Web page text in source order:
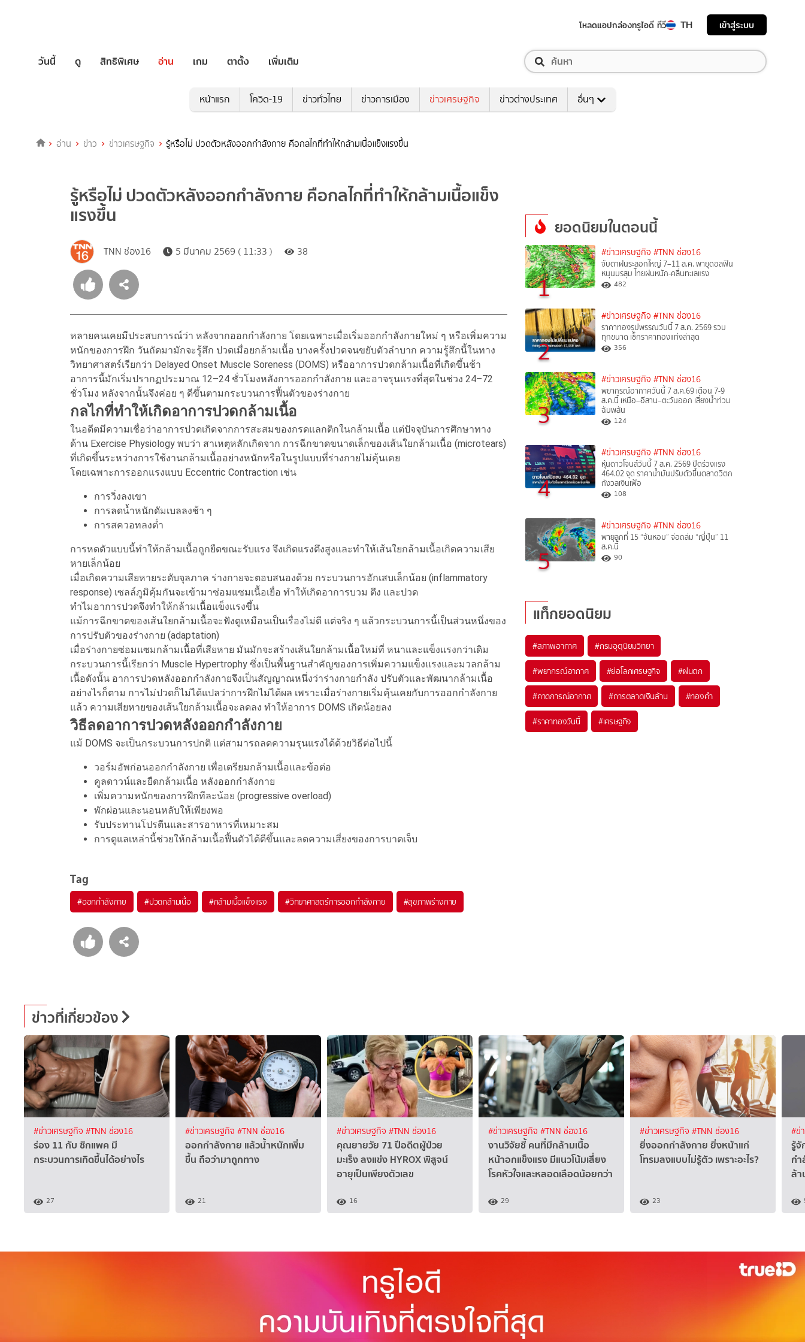
โหลดแอปกล่องทรูไอดี ทีวี TH เข้าสู่ระบบ
วันนี้ ดู สิทธิพิเศษ อ่าน เกม ตาตั้ง เพิ่มเติม
หน้าแรก โควิด-19 ข่าวทั่วไทย ข่าวการเมือง ข่าวเศรษฐกิจ ข่าวต่างประเทศ อื่นๆ
อ่าน ข่าว ข่าวเศรษฐกิจ รู้หรือไม่ ปวดตัวหลังออกกำลังกาย คือกลไกที่ทำให้กล้ามเนื้อแข็งแรงขึ้น
รู้หรือไม่ ปวดตัวหลังออกกำลังกาย คือกลไกที่ทำให้กล้ามเนื้อแข็ง
แรงขึ้น
TNN ช่อง16 5 มีนาคม 2569 ( 11:33 ) 38
หลายคนเคยมีประสบการณ์ว่า หลังจากออกกำลังกาย โดยเฉพาะเมื่อเริ่มออกกำลังกายใหม่ ๆ หรือเพิ่มความ
หนักของการฝึก วันถัดมามักจะรู้สึก ปวดเมื่อยกล้ามเนื้อ บางครั้งปวดจนขยับตัวลำบาก ความรู้สึกนี้ในทาง
วิทยาศาสตร์เรียกว่า Delayed Onset Muscle Soreness (DOMS) หรืออาการปวดกล้ามเนื้อที่เกิดขึ้นช้า
อาการนี้มักเริ่มปรากฏประมาณ 12–24 ชั่วโมงหลังการออกกำลังกาย และอาจรุนแรงที่สุดในช่วง 24–72
ชั่วโมง หลังจากนั้นจึงค่อย ๆ ดีขึ้นตามกระบวนการฟื้นตัวของร่างกาย
กลไกที่ทำให้เกิดอาการปวดกล้ามเนื้อ
ในอดีตมีความเชื่อว่าอาการปวดเกิดจากการสะสมของกรดแลกติกในกล้ามเนื้อ แต่ปัจจุบันการศึกษาทาง
ด้าน Exercise Physiology พบว่า สาเหตุหลักเกิดจาก การฉีกขาดขนาดเล็กของเส้นใยกล้ามเนื้อ (microtears)
ที่เกิดขึ้นระหว่างการใช้งานกล้ามเนื้ออย่างหนักหรือในรูปแบบที่ร่างกายไม่คุ้นเคย
โดยเฉพาะการออกแรงแบบ Eccentric Contraction เช่น
การวิ่งลงเขา
การลดน้ำหนักดัมเบลลงช้า ๆ
การสควอทลงต่ำ
การหดตัวแบบนี้ทำให้กล้ามเนื้อถูกยืดขณะรับแรง จึงเกิดแรงตึงสูงและทำให้เส้นใยกล้ามเนื้อเกิดความเสีย
หายเล็กน้อย
เมื่อเกิดความเสียหายระดับจุลภาค ร่างกายจะตอบสนองด้วย กระบวนการอักเสบเล็กน้อย (inflammatory
response) เซลล์ภูมิคุ้มกันจะเข้ามาซ่อมแซมเนื้อเยื่อ ทำให้เกิดอาการบวม ตึง และปวด
ทำไมอาการปวดจึงทำให้กล้ามเนื้อแข็งแรงขึ้น
แม้การฉีกขาดของเส้นใยกล้ามเนื้อจะฟังดูเหมือนเป็นเรื่องไม่ดี แต่จริง ๆ แล้วกระบวนการนี้เป็นส่วนหนึ่งของ
การปรับตัวของร่างกาย (adaptation)
เมื่อร่างกายซ่อมแซมกล้ามเนื้อที่เสียหาย มันมักจะสร้างเส้นใยกล้ามเนื้อใหม่ที่ หนาและแข็งแรงกว่าเดิม
กระบวนการนี้เรียกว่า Muscle Hypertrophy ซึ่งเป็นพื้นฐานสำคัญของการเพิ่มความแข็งแรงและมวลกล้าม
เนื้อดังนั้น อาการปวดหลังออกกำลังกายจึงเป็นสัญญาณหนึ่งว่าร่างกายกำลัง ปรับตัวและพัฒนากล้ามเนื้อ
อย่างไรก็ตาม การไม่ปวดก็ไม่ได้แปลว่าการฝึกไม่ได้ผล เพราะเมื่อร่างกายเริ่มคุ้นเคยกับการออกกำลังกาย
แล้ว ความเสียหายของเส้นใยกล้ามเนื้อจะลดลง ทำให้อาการ DOMS เกิดน้อยลง
วิธีลดอาการปวดหลังออกกำลังกาย
แม้ DOMS จะเป็นกระบวนการปกติ แต่สามารถลดความรุนแรงได้ด้วยวิธีต่อไปนี้
วอร์มอัพก่อนออกกำลังกาย เพื่อเตรียมกล้ามเนื้อและข้อต่อ
คูลดาวน์และยืดกล้ามเนื้อ หลังออกกำลังกาย
เพิ่มความหนักของการฝึกทีละน้อย (progressive overload)
พักผ่อนและนอนหลับให้เพียงพอ
รับประทานโปรตีนและสารอาหารที่เหมาะสม
การดูแลเหล่านี้ช่วยให้กล้ามเนื้อฟื้นตัวได้ดีขึ้นและลดความเสี่ยงของการบาดเจ็บ
Tag
#ออกกำลังกาย #ปวดกล้ามเนื้อ #กล้ามเนื้อแข็งแรง #วิทยาศาสตร์การออกกำลังกาย #สุขภาพร่างกาย
ยอดนิยมในตอนนี้
1
#ข่าวเศรษฐกิจ #TNN ช่อง16
จับตาฝนระลอกใหญ่ 7–11 ส.ค. พายุดอลฟิน
หนุนมรสุม ไทยฝนหนัก-คลื่นทะเลแรง
482
2
#ข่าวเศรษฐกิจ #TNN ช่อง16
ราคาทองรูปพรรณวันนี้ 7 ส.ค. 2569 รวม
ทุกขนาด เช็กราคาทองแท่งล่าสุด
356
3
#ข่าวเศรษฐกิจ #TNN ช่อง16
พยากรณ์อากาศวันนี้ 7 ส.ค.69 เตือน 7-9
ส.ค.นี้ เหนือ–อีสาน–ตะวันออก เสี่ยงน้ำท่วม
ฉับพลัน
124
4
#ข่าวเศรษฐกิจ #TNN ช่อง16
หุ้นดาวโจนส์วันนี้ 7 ส.ค. 2569 ปิดร่วงแรง
464.02 จุด ราคาน้ำมันปรับตัวขึ้นตลาดวิตก
กังวลเงินเฟ้อ
108
5
#ข่าวเศรษฐกิจ #TNN ช่อง16
พายุลูกที่ 15 “จันหอม” จ่อถล่ม “ญี่ปุ่น” 11
ส.ค.นี้
90
แท็กยอดนิยม
#สภาพอากาศ #กรมอุตุนิยมวิทยา
#พยากรณ์อากาศ #ย่อโลกเศรษฐกิจ #ฝนตก
#คาดการณ์อากาศ #การตลาดเงินล้าน #ทองคำ
#ราคาทองวันนี้ #เศรษฐกิจ
ข่าวที่เกี่ยวข้อง
#ข่าวเศรษฐกิจ #TNN ช่อง16
ร่อง 11 กับ ซิกแพค มี
กระบวนการเกิดขึ้นได้อย่างไร
27
#ข่าวเศรษฐกิจ #TNN ช่อง16
ออกกำลังกาย แล้วน้ำหนักเพิ่ม
ขึ้น ถือว่ามาถูกทาง
21
#ข่าวเศรษฐกิจ #TNN ช่อง16
คุณยายวัย 71 ปีอดีตผู้ป่วย
มะเร็ง ลงแข่ง HYROX พิสูจน์
อายุเป็นเพียงตัวเลข
16
#ข่าวเศรษฐกิจ #TNN ช่อง16
งานวิจัยชี้ คนที่มีกล้ามเนื้อ
หน้าอกแข็งแรง มีแนวโน้มเสี่ยง
โรคหัวใจและหลอดเลือดน้อยกว่า
29
#ข่าวเศรษฐกิจ #TNN ช่อง16
ยิ่งออกกำลังกาย ยิ่งหน้าแก่
โทรมลงแบบไม่รู้ตัว เพราะอะไร?
23
#ข่
รู้
กำ
ล้